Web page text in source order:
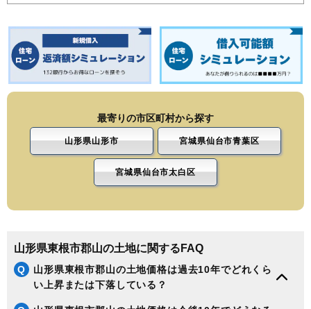
最寄りの市区町村から探す
山形県山形市 宮城県仙台市青葉区
宮城県仙台市太白区
山形県東根市郡山の土地に関するFAQ
Q
山形県東根市郡山の土地価格は過去10年でどれくら
い上昇または下落している？